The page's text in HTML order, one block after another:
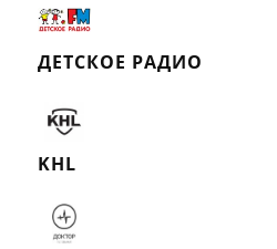
ДЕТСКОЕ РАДИО
KHL